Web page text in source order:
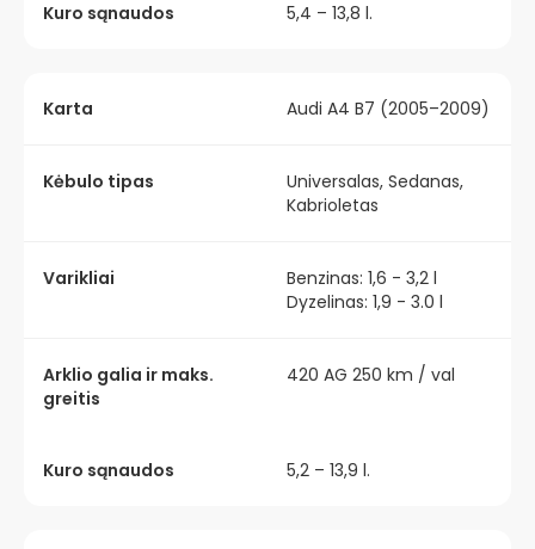
Kuro sąnaudos 5,4 – 13,8 l.
Karta Audi A4 B7 (2005–2009)
Kėbulo tipas
Universalas, Sedanas,
Kabrioletas
Varikliai
Benzinas: 1,6 - 3,2 l
Dyzelinas: 1,9 - 3.0 l
Arklio galia ir maks.
greitis
420 AG 250 km / val
Kuro sąnaudos 5,2 – 13,9 l.